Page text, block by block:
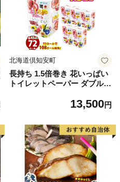
北海道倶知安町
長持ち 1.5倍巻き 花いっぱい
トイレットペーパー ダブル 4
プリント ハーブ 香り付き 日
品 備蓄 送料無料 北海道 倶知
安町 日用品
13,500円